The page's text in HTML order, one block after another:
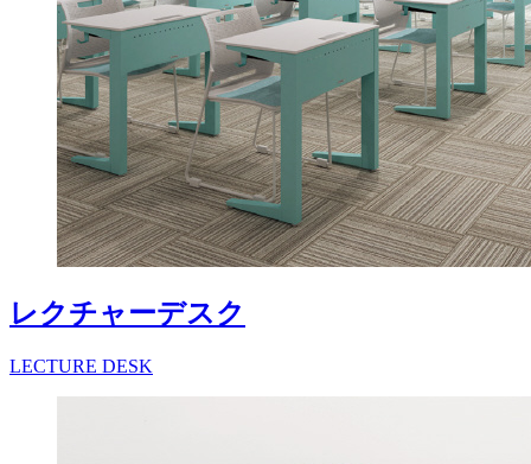
レクチャーデスク
LECTURE DESK